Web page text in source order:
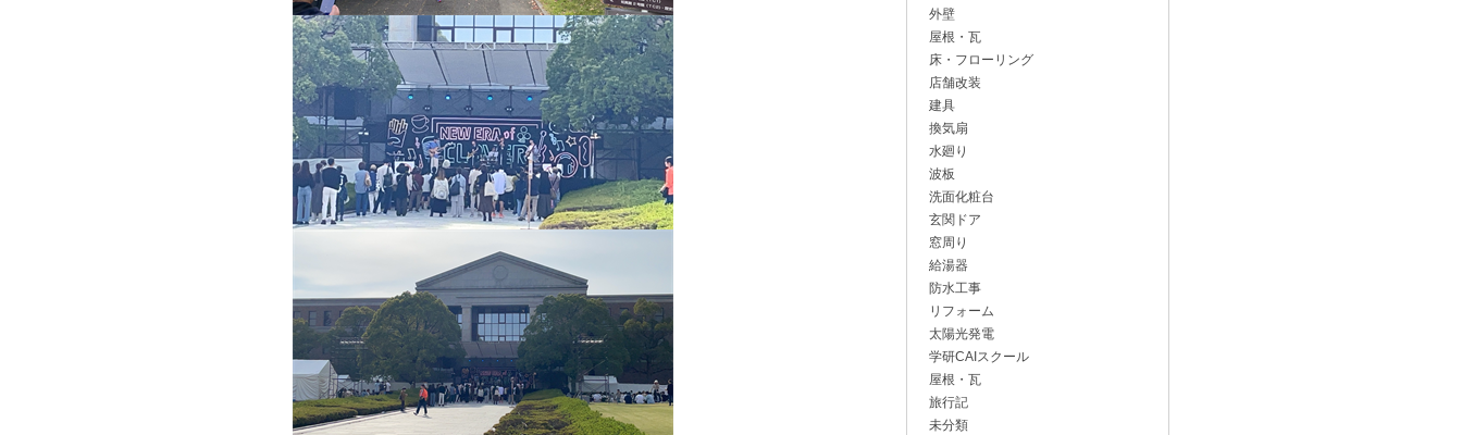
外壁
屋根・瓦
床・フローリング
店舗改装
建具
換気扇
水廻り
波板
洗面化粧台
玄関ドア
窓周り
給湯器
防水工事
リフォーム
太陽光発電
学研CAIスクール
屋根・瓦
旅行記
未分類